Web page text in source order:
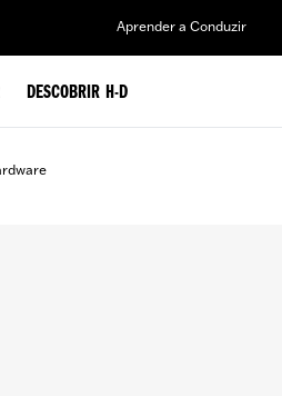
Aprender a Conduzir
DESCOBRIR H-D